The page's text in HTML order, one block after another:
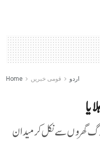
Home اردو قومی خبریں
ریکارڈ ۔ لوگ گھروں سے نکل کر میدان